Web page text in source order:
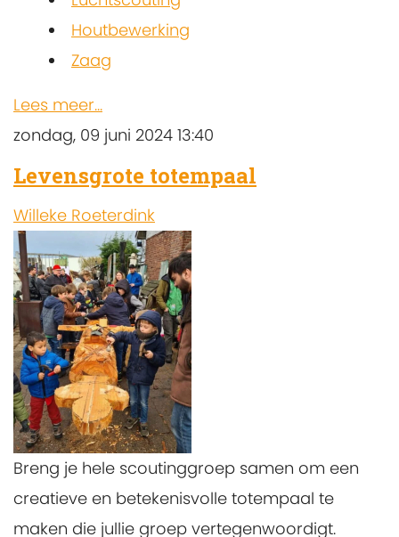
Houtbewerking
Zaag
Lees meer...
zondag, 09 juni 2024 13:40
Levensgrote totempaal
Willeke Roeterdink
Breng je hele scoutinggroep samen om een
creatieve en betekenisvolle totempaal te
maken die jullie groep vertegenwoordigt.